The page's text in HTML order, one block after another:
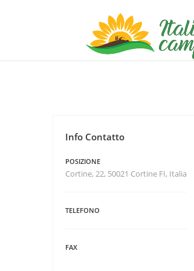
Info Contatto
POSIZIONE
Cortine, 22, 50021 Cortine FI, Italia
TELEFONO
FAX